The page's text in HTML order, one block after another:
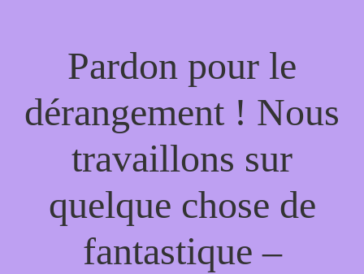
Pardon pour le
dérangement ! Nous
travaillons sur
quelque chose de
fantastique –